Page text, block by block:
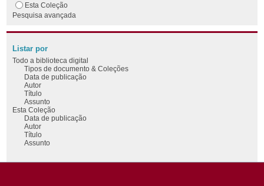
Esta Coleção
Pesquisa avançada
Listar por
Todo a biblioteca digital
Tipos de documento & Coleções
Data de publicação
Autor
Título
Assunto
Esta Coleção
Data de publicação
Autor
Título
Assunto